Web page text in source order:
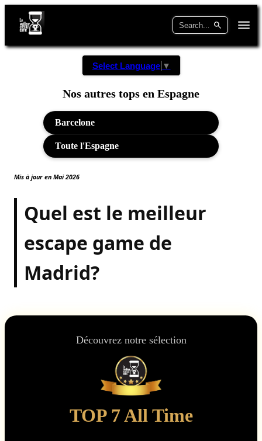
Select Language ▼
Nos autres tops en Espagne
Barcelone
Toute l'Espagne
Mis à jour en Mai 2026
Quel est le meilleur
escape game de
Madrid?
Découvrez notre sélection
TOP 7 All Time